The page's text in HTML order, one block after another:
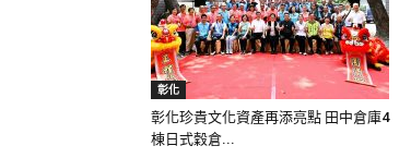
彰化
彰化珍貴文化資產再添亮點 田中倉庫4
棟日式穀倉...